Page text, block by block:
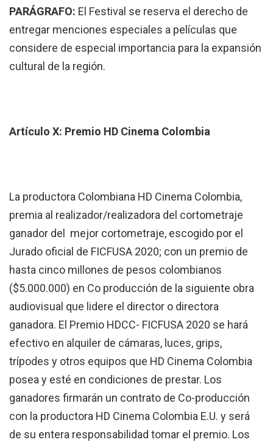
PARÁGRAFO: El Festival se reserva el derecho de
entregar menciones especiales a películas que
considere de especial importancia para la expansión
cultural de la región.
Artículo X: Premio HD Cinema Colombia
La productora Colombiana HD Cinema Colombia,
premia al realizador/realizadora del cortometraje
ganador del mejor cortometraje, escogido por el
Jurado oficial de FICFUSA 2020; con un premio de
hasta cinco millones de pesos colombianos
($5.000.000) en Co producción de la siguiente obra
audiovisual que lidere el director o directora
ganadora. El Premio HDCC- FICFUSA 2020 se hará
efectivo en alquiler de cámaras, luces, grips,
trípodes y otros equipos que HD Cinema Colombia
posea y esté en condiciones de prestar. Los
ganadores firmarán un contrato de Co-producción
con la productora HD Cinema Colombia E.U. y será
de su entera responsabilidad tomar el premio. Los